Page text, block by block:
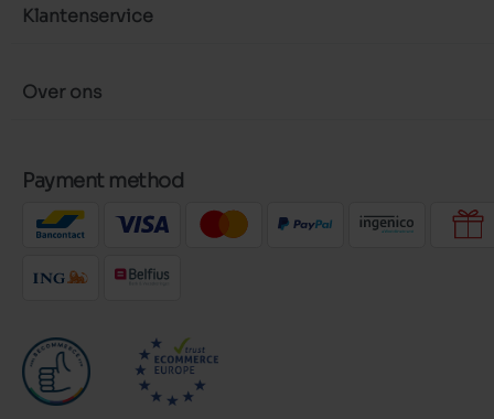
Klantenservice
Over ons
Payment method